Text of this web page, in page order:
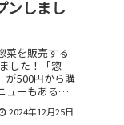
ンしまし
菜を販売する
した！「惣
が500円から購
ューもあると
しているの
も可能です
2024年12月25日